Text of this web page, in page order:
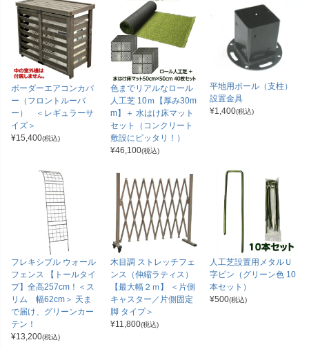
ボーダーエアコンカバ
ー（フロントルーバ
ー） ＜レギュラーサ
イズ＞
¥15,400(税込)
色までリアルなロール
人工芝 10ｍ【厚み30m
m】＋ 水はけ床マット
セット（コンクリート
敷設にピッタリ！）
¥46,100(税込)
平地用ポール（支柱）
設置金具
¥1,400(税込)
フレキシブル ウォール
フェンス 【トールタイ
プ】全高257cm！＜ス
リム 幅62cm＞ 天ま
で届け、グリーンカー
テン！
¥13,200(税込)
木目調 ストレッチフェ
ンス（伸縮ラティス）
【最大幅２ｍ】 ＜片側
キャスター／片側固定
脚 タイプ＞
¥11,800(税込)
人工芝設置用メタルＵ
字ピン（グリーン色 10
本セット）
¥500(税込)